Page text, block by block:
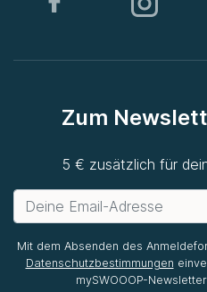
Zum
5 € zusätzlich für
Mit dem Absenden des
Datenschutzbestimmungen
mySWOOOP-